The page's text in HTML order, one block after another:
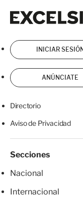
INICIAR SESIÓN
ANÚNCIATE
Directorio
Aviso de Privacidad
Secciones
Nacional
Internacional